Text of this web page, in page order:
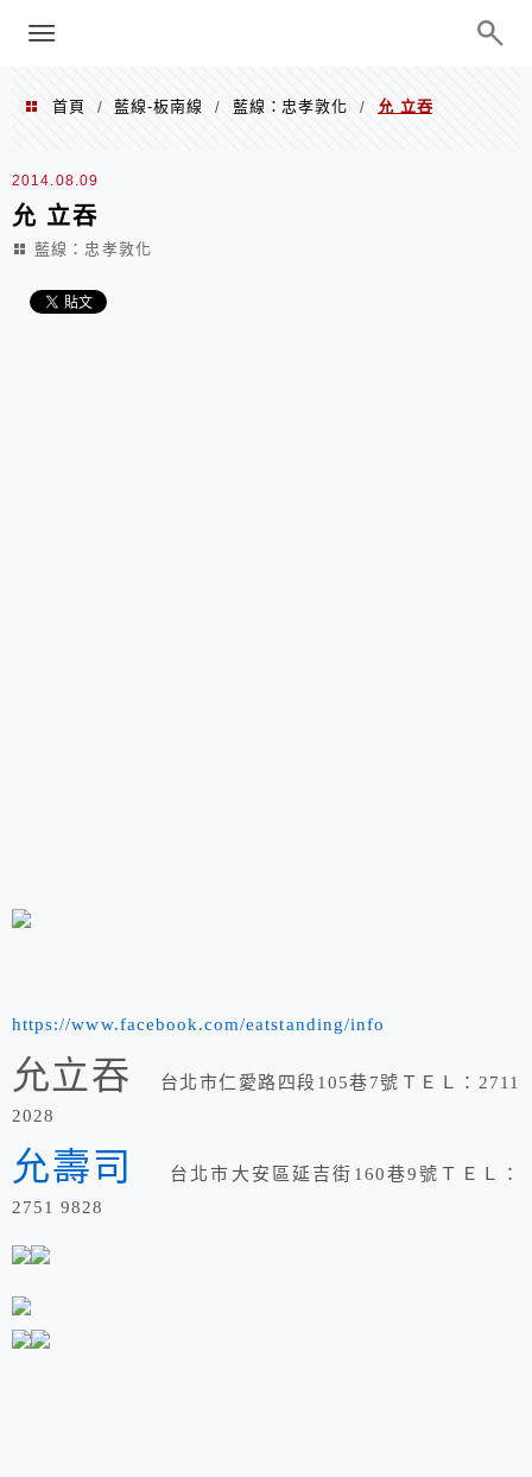
巧、世界走透透
menu
首頁 / 藍線-板南線 / 藍線：忠孝敦化 / 允 立吞
2014.08.09
允 立吞
藍線：忠孝敦化
https://www.facebook.com/eatstanding/info
允立吞
台北市仁愛路四段105巷7號ＴＥＬ：2711
2028
允壽司
台北市大安區延吉街160巷9號ＴＥＬ：
2751 9828